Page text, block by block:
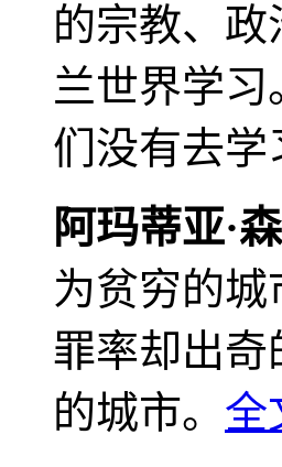
的宗教、
兰世界学
们没有去
阿玛蒂亚·森
为贫穷的
罪率却出
的城市。 全